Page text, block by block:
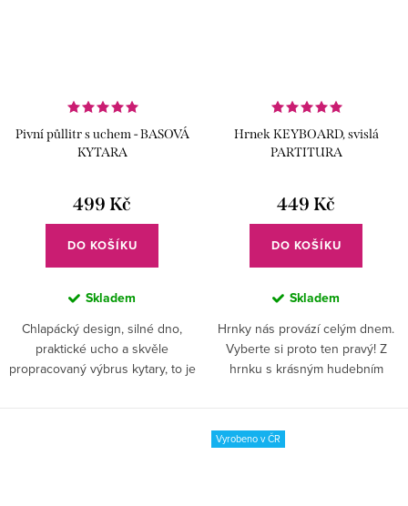
Pivní půllitr s uchem - BASOVÁ
KYTARA
499 Kč
DO KOŠÍKU
Skladem
Chlapácký design, silné dno,
praktické ucho a skvěle
propracovaný výbrus kytary, to je
Hrnek KEYBOARD, svislá
PARTITURA
449 Kč
DO KOŠÍKU
Skladem
Hrnky nás provází celým dnem.
Vyberte si proto ten pravý! Z
hrnku s krásným hudebním
Vyrobeno v ČR